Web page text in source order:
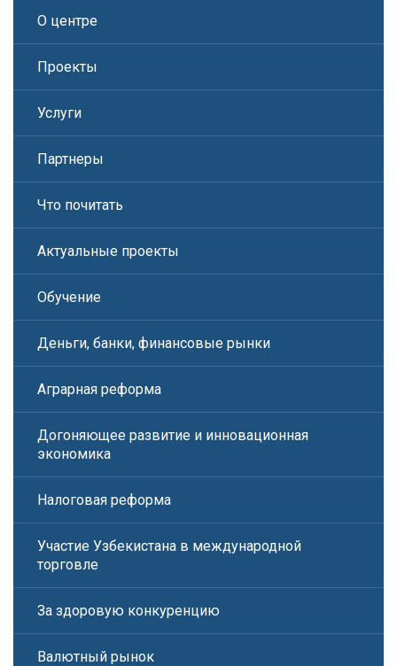
О центре
Проекты
Услуги
Партнеры
Что почитать
Актуальные проекты
Обучение
Деньги, банки, финансовые рынки
Аграрная реформа
Догоняющее развитие и инновационная
экономика
Налоговая реформа
Участие Узбекистана в международной
торговле
За здоровую конкуренцию
Валютный рынок